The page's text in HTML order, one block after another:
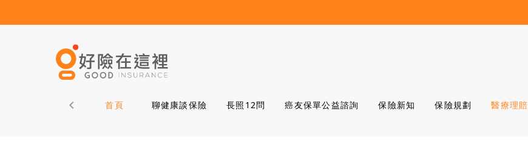
首頁 聊健康談保險 長照12問 癌友保單公益諮詢 保險新知 保險規劃 醫療理賠